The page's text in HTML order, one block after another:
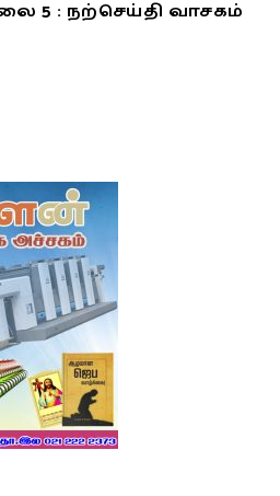
5 : நற்செய்தி வாசகம்